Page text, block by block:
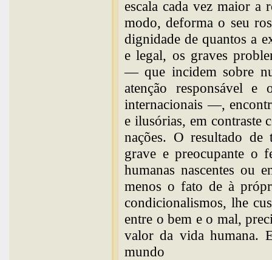
escala cada vez maior a
modo, deforma o seu
dignidade de quantos a
e legal, os graves
— que incidem sobre
atenção responsável e
internacionais —,
e ilusórias, em contraste
nações. O resultado
grave e preocupante o
humanas nascentes ou
menos o fato de à
condicionalismos, lhe
entre o bem e o mal,
valor da vida humana.
mundo